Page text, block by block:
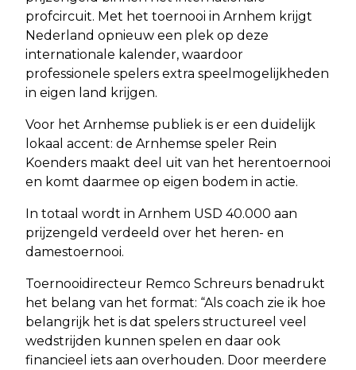
profcircuit. Met het toernooi in Arnhem krijgt
Nederland opnieuw een plek op deze
internationale kalender, waardoor
professionele spelers extra speelmogelijkheden
in eigen land krijgen.
Voor het Arnhemse publiek is er een duidelijk
lokaal accent: de Arnhemse speler Rein
Koenders maakt deel uit van het herentoernooi
en komt daarmee op eigen bodem in actie.
In totaal wordt in Arnhem USD 40.000 aan
prijzengeld verdeeld over het heren- en
damestoernooi.
Toernooidirecteur Remco Schreurs benadrukt
het belang van het format: “Als coach zie ik hoe
belangrijk het is dat spelers structureel veel
wedstrijden kunnen spelen en daar ook
financieel iets aan overhouden. Door meerdere